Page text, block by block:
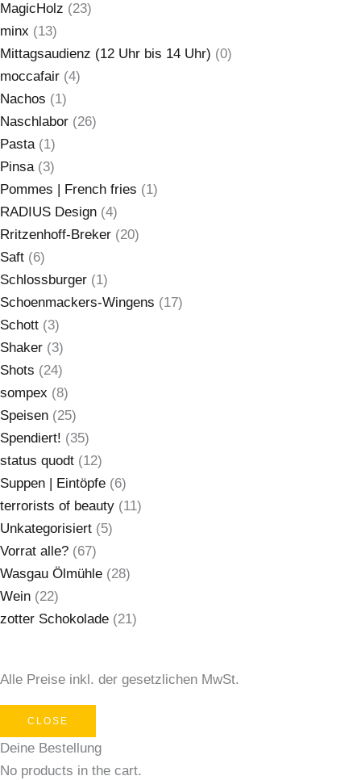
MagicHolz (23)
minx (13)
Mittagsaudienz (12 Uhr bis 14 Uhr) (0)
moccafair (4)
Nachos (1)
Naschlabor (26)
Pasta (1)
Pinsa (3)
Pommes | French fries (1)
RADIUS Design (4)
Rritzenhoff-Breker (20)
Saft (6)
Schlossburger (1)
Schoenmackers-Wingens (17)
Schott (3)
Shaker (3)
Shots (24)
sompex (8)
Speisen (25)
Spendiert! (35)
status quodt (12)
Suppen | Eintöpfe (6)
terrorists of beauty (11)
Unkategorisiert (5)
Vorrat alle? (67)
Wasgau Ölmühle (28)
Wein (22)
zotter Schokolade (21)
Alle Preise inkl. der gesetzlichen MwSt.
CLOSE
Deine Bestellung
No products in the cart.